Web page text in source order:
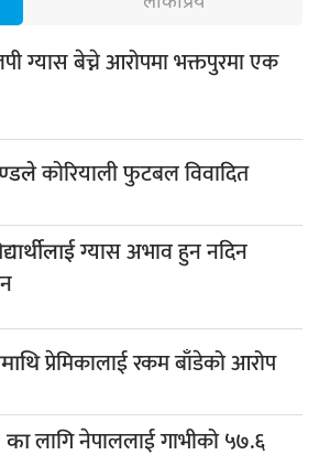
ग्यास बेच्ने आरोपमा भक्तपुरमा एक
कोरियाली फुटबल विवादित
ग्यास अभाव हुन नदिन
प्रेमिकालाई रकम बाँडेको आरोप
कालागि नेपाललाई गाभीको ५७.६